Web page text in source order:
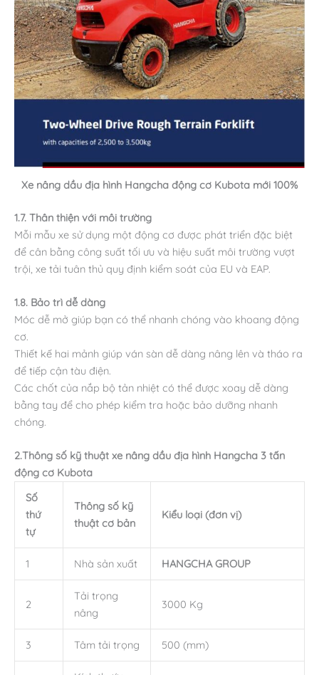
Xe nâng dầu địa hình Hangcha động cơ Kubota mới 100%
1.7. Thân thiện với môi trường
Mỗi mẫu xe sử dụng một động cơ được phát triển đặc biệt
để cân bằng công suất tối ưu và hiệu suất môi trường vượt
trội, xe tải tuân thủ quy định kiểm soát của EU và EAP.
1.8. Bảo trì dễ dàng
Móc dễ mở giúp bạn có thể nhanh chóng vào khoang động
cơ.
Thiết kế hai mảnh giúp ván sàn dễ dàng nâng lên và tháo ra
để tiếp cận tàu điện.
Các chốt của nắp bộ tản nhiệt có thể được xoay dễ dàng
bằng tay để cho phép kiểm tra hoặc bảo dưỡng nhanh
chóng.
2.Thông số kỹ thuật xe nâng dầu địa hình Hangcha 3 tấn
động cơ Kubota
Số
thứ
tự
Thông số kỹ
thuật cơ bản
Kiểu loại (đơn vị)
1 Nhà sản xuất HANGCHA GROUP
2
Tải trọng
nâng
3000 Kg
3 Tâm tải trọng 500 (mm)